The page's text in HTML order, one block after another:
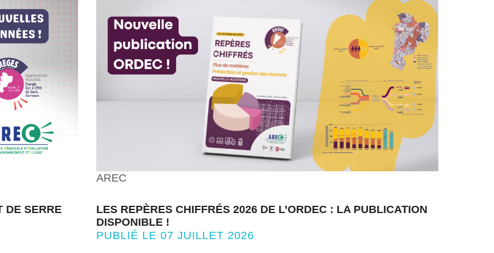
DE SERRE
AREC
LES REPÈRES CHIFFRÉS 2026 DE L’ORDEC : LA PUBLICATION
DISPONIBLE !
PUBLIÉ LE 07 JUILLET 2026